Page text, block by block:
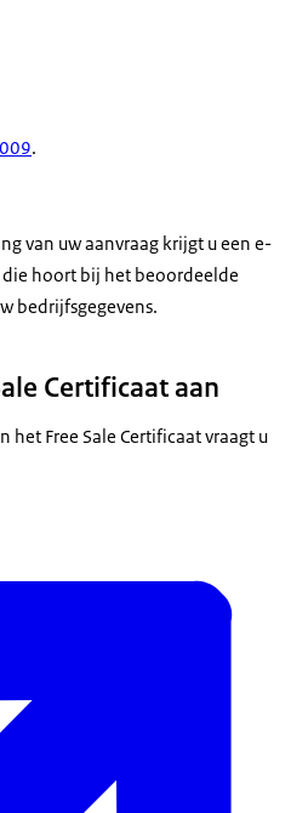
.
van uw aanvraag krijgt u een e-
die hoort bij het beoordeelde
bedrijfsgegevens.
Certificaat aan
Free Sale Certificaat vraagt u